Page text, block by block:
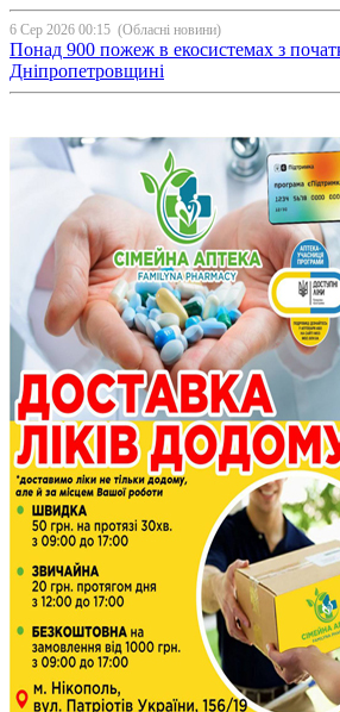
6 Сер 2026 00:15 (Обласні новини)
Понад 900 пожеж в екосистемах з
Дніпропетровщині